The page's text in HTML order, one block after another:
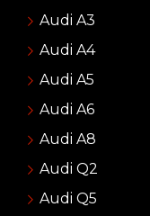
Audi A3
Audi A4
Audi A5
Audi A6
Audi A8
Audi Q2
Audi Q5